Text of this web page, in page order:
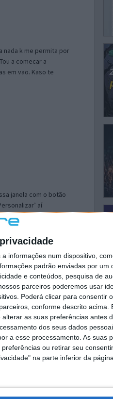
informações num dispositivo,
padrão enviadas por um
e conteúdos, pesquisa de
parceiros poderemos usar
Poderá clicar para consentir o
conforme descrito acima.
as suas preferências antes
dos seus dados
a esse processamento. As suas
ou retirar seu
na parte inferior da página.
nada k me permita por
a comecar a
em vao. Kaso te
janela com o botão
aí
navegar e o gestor de
‘Opções’ ou
colocares um visto